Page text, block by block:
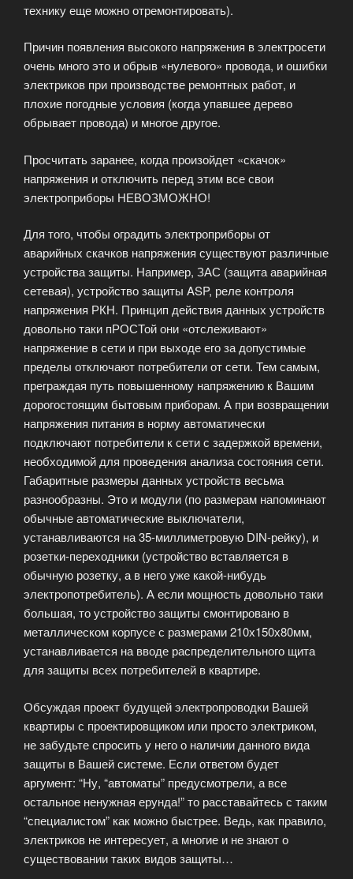
технику еще можно отремонтировать).
Причин появления высокого напряжения в электросети
очень много это и обрыв «нулевого» провода, и ошибки
электриков при производстве ремонтных работ, и
плохие погодные условия (когда упавшее дерево
обрывает провода) и многое другое.
Просчитать заранее, когда произойдет «скачок»
напряжения и отключить перед этим все свои
электроприборы НЕВОЗМОЖНО!
Для того, чтобы оградить электроприборы от
аварийных скачков напряжения существуют различные
устройства защиты. Например, ЗАС (защита аварийная
сетевая), устройство защиты ASP, реле контроля
напряжения РКН. Принцип действия данных устройств
довольно таки пРОСТой они «отслеживают»
напряжение в сети и при выходе его за допустимые
пределы отключают потребители от сети. Тем самым,
преграждая путь повышенному напряжению к Вашим
дорогостоящим бытовым приборам. А при возвращении
напряжения питания в норму автоматически
подключают потребители к сети с задержкой времени,
необходимой для проведения анализа состояния сети.
Габаритные размеры данных устройств весьма
разнообразны. Это и модули (по размерам напоминают
обычные автоматические выключатели,
устанавливаются на 35-миллиметровую DIN-рейку), и
розетки-переходники (устройство вставляется в
обычную розетку, а в него уже какой-нибудь
электропотребитель). А если мощность довольно таки
большая, то устройство защиты смонтировано в
металлическом корпусе с размерами 210х150х80мм,
устанавливается на вводе распределительного щита
для защиты всех потребителей в квартире.
Обсуждая проект будущей электропроводки Вашей
квартиры с проектировщиком или просто электриком,
не забудьте спросить у него о наличии данного вида
защиты в Вашей системе. Если ответом будет
аргумент: “Ну, “автоматы” предусмотрели, а все
остальное ненужная ерунда!” то расставайтесь с таким
“специалистом” как можно быстрее. Ведь, как правило,
электриков не интересует, а многие и не знают о
существовании таких видов защиты…